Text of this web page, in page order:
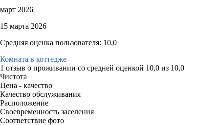
март 2026
15 марта 2026
Средняя оценка пользователя: 10,0
Комната в коттедже
1 отзыв о проживании со средней оценкой 10,0 из 10,0
Чистота
Цена - качество
Качество обслуживания
Расположение
Своевременность заселения
Соответствие фото